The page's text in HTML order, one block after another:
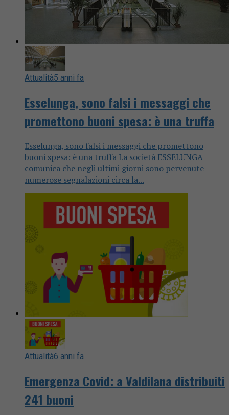
Attualità5 anni fa
Esselunga, sono falsi i messaggi che
promettono buoni spesa: è una truffa
Esselunga, sono falsi i messaggi che promettono
buoni spesa: è una truffa La società ESSELUNGA
comunica che negli ultimi giorni sono pervenute
numerose segnalazioni circa la...
Attualità6 anni fa
Emergenza Covid: a Valdilana distribuiti
241 buoni